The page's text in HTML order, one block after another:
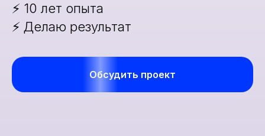
⚡️ 10 лет опыта
⚡️ Делаю результат
Обсудить проект